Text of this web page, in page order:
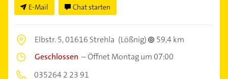
E-Mail Chat starten
Elbstr. 5,01616 Strehla (Lößnig)
59,4 km
Geschlossen –Öffnet Montag um 07:00
035264 2 23 91